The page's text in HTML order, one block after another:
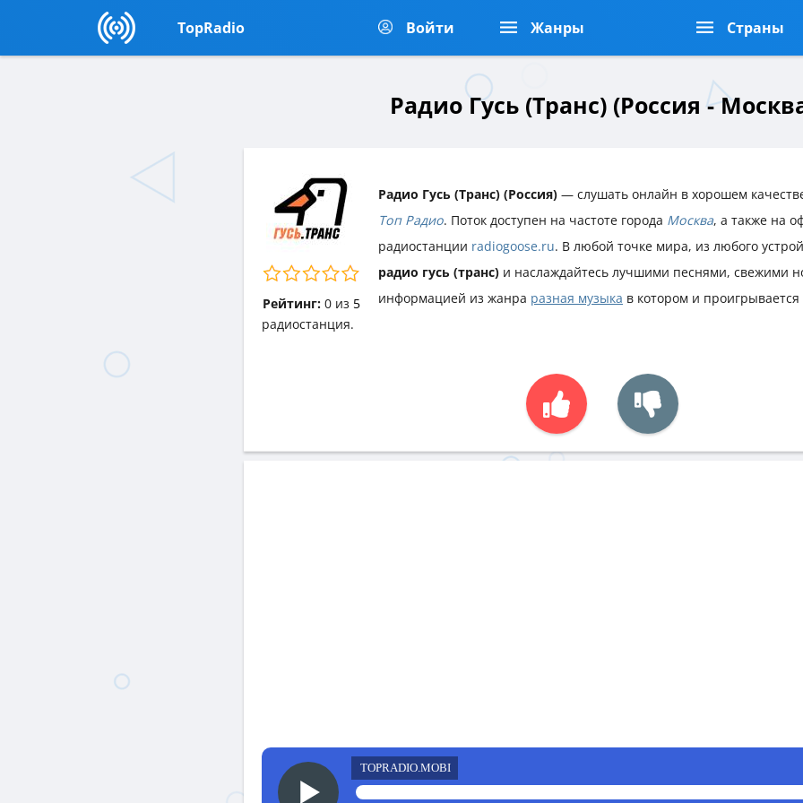
TopRadio Войти Жанры Страны
Радио Гусь (Транс) (Россия -
Рейтинг: 0из 5
Радио Гусь (Транс) (Россия) — слушать онлайн в хорошем
Топ Радио. Поток доступен на частоте города Москва, а также на
радиостанции radiogoose.ru. В любой точке мира, из любого
радио гусь (транс) и наслаждайтесь лучшими песнями, свежими
информацией из жанра разная музыка в котором и
радиостанция.
TOPRADIO.MOBI